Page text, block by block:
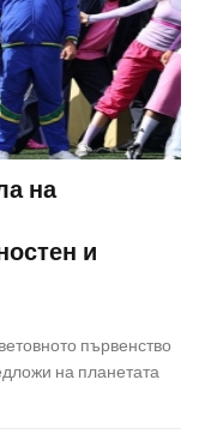
на
и
първенство
на планетата